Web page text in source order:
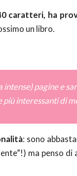
caratteri, ha
un libro.
pagine e
interessanti di
: sono
ma penso